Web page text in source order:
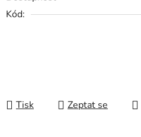
Kód:
Tisk Zeptat se